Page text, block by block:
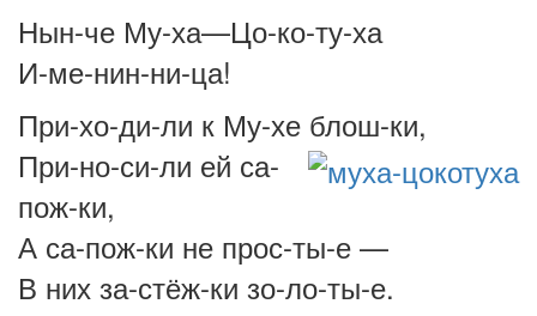
Нын-че Му-ха—Цо-ко-ту-ха
И-ме-нин-ни-ца!
При-хо-ди-ли к Му-хе блош-ки,
При-но-си-ли ей са-
пож-ки,
А са-пож-ки не прос-ты-е —
В них за-стёж-ки зо-ло-ты-е.